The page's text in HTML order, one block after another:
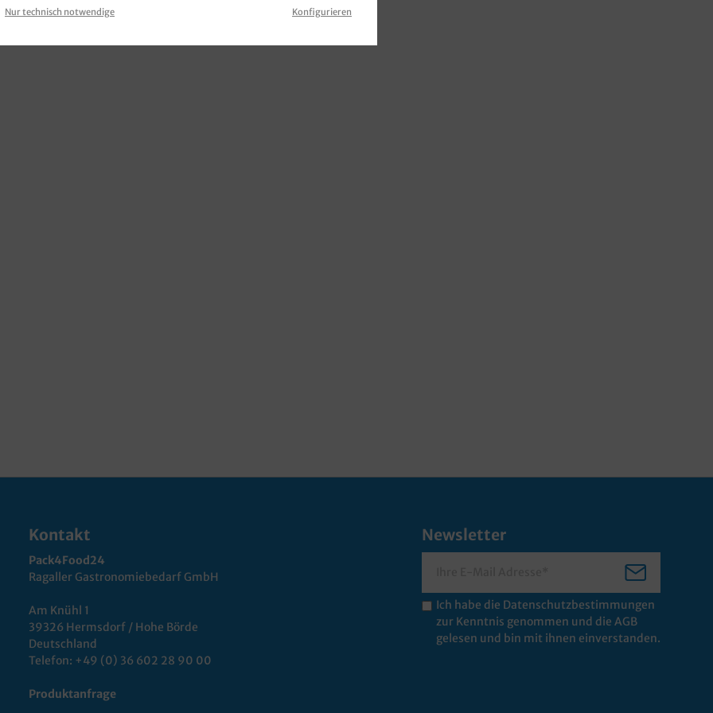
Kontakt
Pack4Food24
Ragaller Gastronomiebedarf GmbH
Am Knühl 1
39326 Hermsdorf / Hohe Börde
Deutschland
Telefon: +49 (0) 36 602 28 90 00
Produktanfrage
Newsletter
Ich habe die Datenschutzbestimmungen
zur Kenntnis genommen und die AGB
gelesen und bin mit ihnen einverstanden.
Nur technisch notwendige Konfigurieren